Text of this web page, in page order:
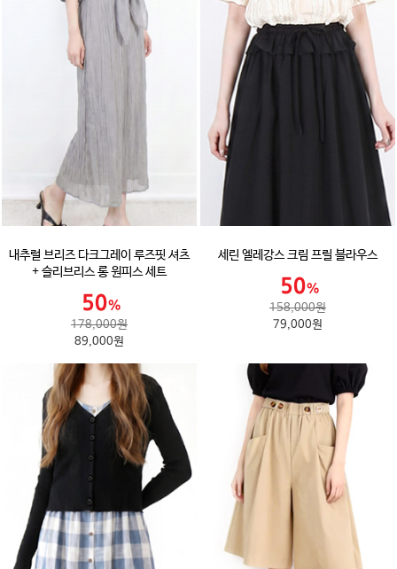
내추럴 브리즈 다크그레이 루즈핏 셔츠
+ 슬리브리스 롱 원피스 세트
178,000원
89,000원
세린 엘레강스 크림 프릴 블라우스
158,000원
79,000원